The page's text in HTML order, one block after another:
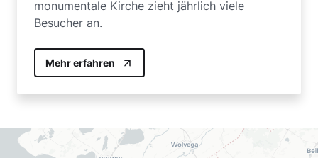
monumentale Kirche zieht jährlich viele
Besucher an.
Mehr erfahren